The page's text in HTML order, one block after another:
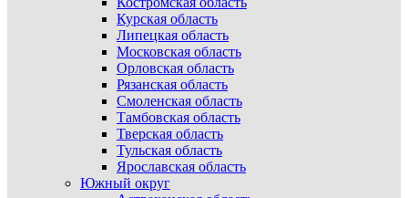
Курская область
Липецкая область
Московская область
Орловская область
Рязанская область
Смоленская область
Тамбовская область
Тверская область
Тульская область
Ярославская область
Южный округ